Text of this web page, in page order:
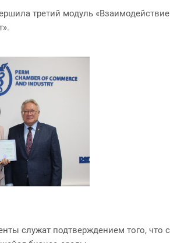
третий модуль
служат подтверждением того, что